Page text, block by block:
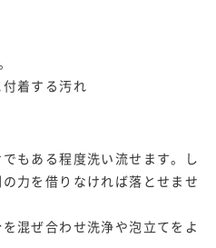
着する汚れ
もある程度洗い流せます。し
力を借りなければ落とせませ
混ぜ合わせ洗浄や泡立てをよ